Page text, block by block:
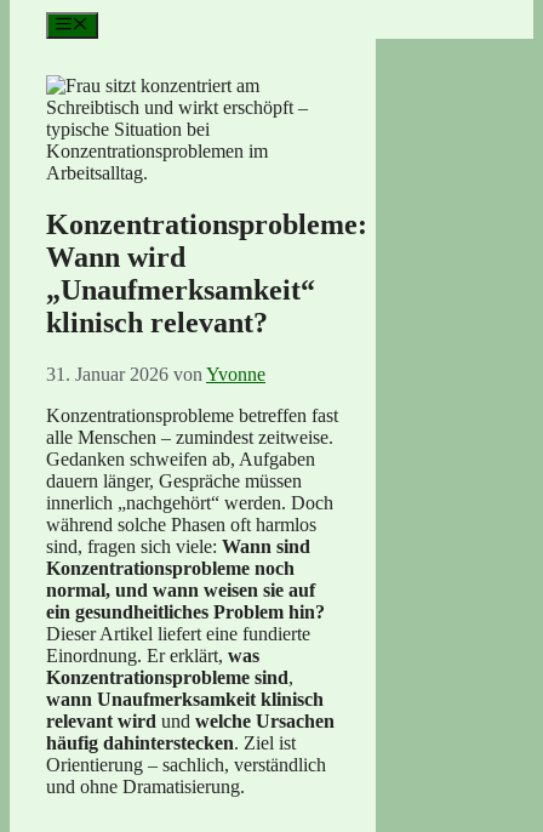
Konzentrationsprobleme:
Wann wird
„Unaufmerksamkeit“
klinisch relevant?
31. Januar 2026 von Yvonne
Konzentrationsprobleme betreffen fast
alle Menschen – zumindest zeitweise.
Gedanken schweifen ab, Aufgaben
dauern länger, Gespräche müssen
innerlich „nachgehört“ werden. Doch
während solche Phasen oft harmlos
sind, fragen sich viele: Wann sind
Konzentrationsprobleme noch
normal, und wann weisen sie auf
ein gesundheitliches Problem hin?
Dieser Artikel liefert eine fundierte
Einordnung. Er erklärt, was
Konzentrationsprobleme sind,
wann Unaufmerksamkeit klinisch
relevant wird und welche Ursachen
häufig dahinterstecken. Ziel ist
Orientierung – sachlich, verständlich
und ohne Dramatisierung.